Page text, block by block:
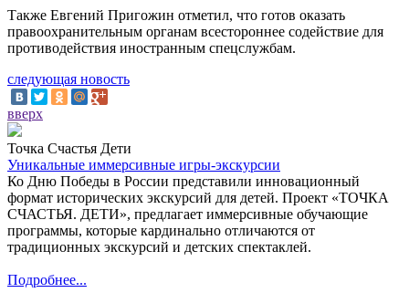
Также Евгений Пригожин отметил, что готов оказать
правоохранительным органам всестороннее содействие для
противодействия иностранным спецслужбам.
следующая новость
вверх
Точка Счастья Дети
Уникальные иммерсивные игры-экскурсии
Ко Дню Победы в России представили инновационный
формат исторических экскурсий для детей. Проект «ТОЧКА
СЧАСТЬЯ. ДЕТИ», предлагает иммерсивные обучающие
программы, которые кардинально отличаются от
традиционных экскурсий и детских спектаклей.
Подробнее...